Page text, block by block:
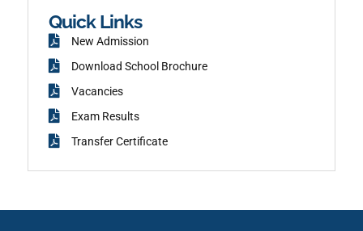
Quick Links
New Admission
Download School Brochure
Vacancies
Exam Results
Transfer Certificate